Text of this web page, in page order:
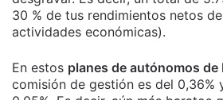
30 % de tus rendimientos netos
actividades económicas).
En estos planes de autónomos de
comisión de gestión es del 0,36%